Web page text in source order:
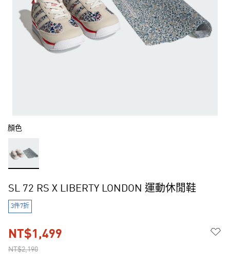
顏色
SL 72 RS X LIBERTY LONDON 運動休閒鞋
3件7折
NT$2,190
NT$1,499